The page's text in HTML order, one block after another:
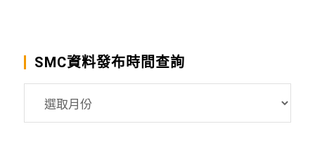
SMC資料發布時間查詢